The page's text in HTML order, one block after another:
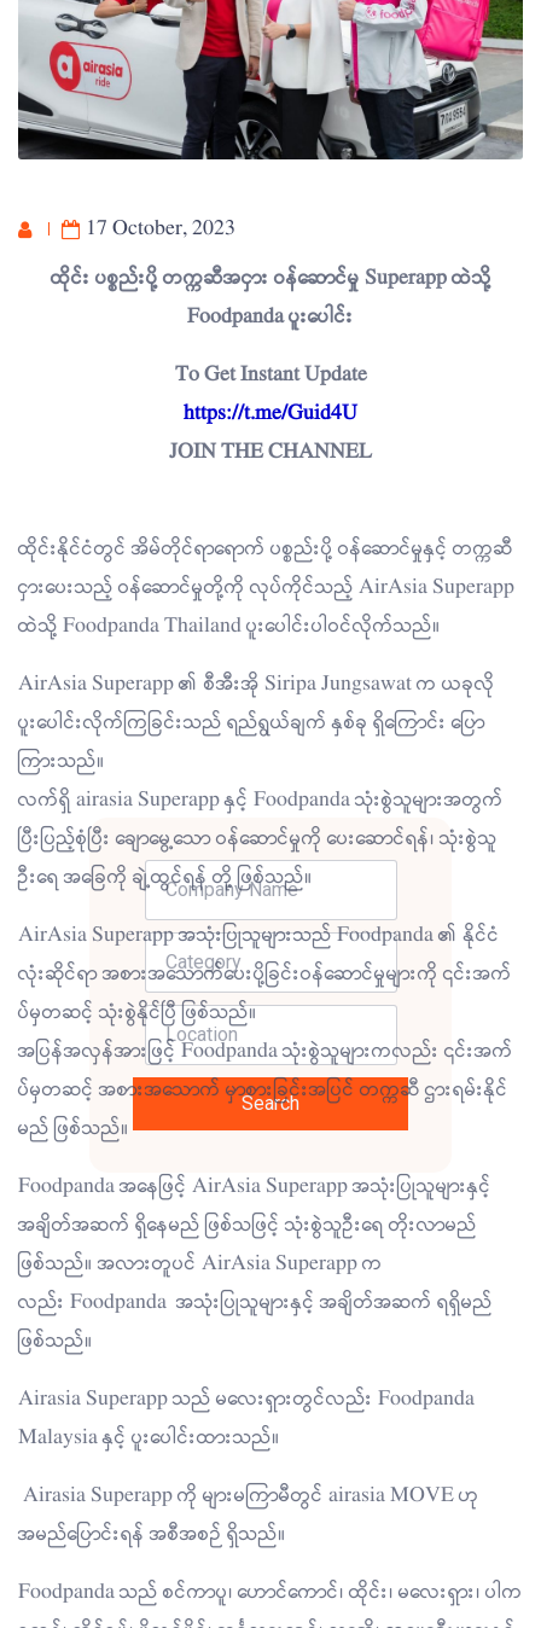
Search
17 October, 2023
ထိုင်း ပစ္စည်းပို့ တက္ကဆီအငှား ဝန်ဆောင်မှု Superapp ထဲသို့
Foodpanda ပူးပေါင်း
To Get Instant Update
https://t.me/Guid4U
JOIN THE CHANNEL
ထိုင်းနိုင်ငံတွင် အိမ်တိုင်ရာရောက် ပစ္စည်းပို့ ဝန်ဆောင်မှုနှင့် တက္ကဆီ
ငှားပေးသည့် ဝန်ဆောင်မှုတို့ကို လုပ်ကိုင်သည့် AirAsia Superapp
ထဲသို့ Foodpanda Thailand ပူးပေါင်းပါဝင်လိုက်သည်။
AirAsia Superapp ၏ စီအီးအို Siripa Jungsawat က ယခုလို
ပူးပေါင်းလိုက်ကြခြင်းသည် ရည်ရွယ်ချက် နှစ်ခု ရှိကြောင်း ပြော
ကြားသည်။
လက်ရှိ airasia Superapp နှင့် Foodpanda သုံးစွဲသူများအတွက်
ပြီးပြည့်စုံပြီး ချောမွေ့သော ဝန်ဆောင်မှုကို ပေးဆောင်ရန်၊ သုံးစွဲသူ
ဦးရေ အခြေကို ချဲ့ထွင်ရန် တို့ ဖြစ်သည်။
AirAsia Superapp အသုံးပြုသူများသည် Foodpanda ၏ နိုင်ငံ
လုံးဆိုင်ရာ အစားအသောက်ပေးပို့ခြင်းဝန်ဆောင်မှုများကို ၎င်းအက်
ပ်မှတဆင့် သုံးစွဲနိုင်ပြီ ဖြစ်သည်။
အပြန်အလှန်အားဖြင့် Foodpanda သုံးစွဲသူများကလည်း ၎င်းအက်
ပ်မှတဆင့် အစားအသောက် မှာစားခြင်းအပြင် တက္ကဆီ ဌားရမ်းနိုင်
မည် ဖြစ်သည်။
Foodpanda အနေဖြင့် AirAsia Superapp အသုံးပြုသူများနှင့်
အချိတ်အဆက် ရှိနေမည် ဖြစ်သဖြင့် သုံးစွဲသူဦးရေ တိုးလာမည်
ဖြစ်သည်။ အလားတူပင် AirAsia Superapp က
လည်း Foodpanda အသုံးပြုသူများနှင့် အချိတ်အဆက် ရရှိမည်
ဖြစ်သည်။
Airasia Superapp သည် မလေးရှားတွင်လည်း Foodpanda
Malaysia နှင့် ပူးပေါင်းထားသည်။
Airasia Superapp ကို များမကြာမီတွင် airasia MOVE ဟု
အမည်ပြောင်းရန် အစီအစဉ် ရှိသည်။
Foodpanda သည် စင်ကာပူ၊ ဟောင်ကောင်၊ ထိုင်း၊ မလေးရှား၊ ပါက